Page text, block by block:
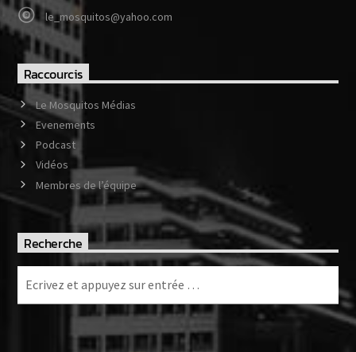
le_mosquitos@yahoo.com
Raccourcis
Le Mosquitos Médias
Evenements
Podcast
Vidéos
Membres de l’équipe
Recherche